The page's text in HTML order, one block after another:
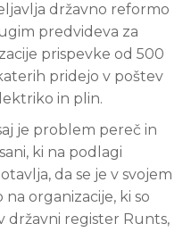
državno reformo
predvideva za
prispevke od 500
pridejo v poštev
in plin.
je problem pereč in
ki na podlagi
da se je v svojem
organizacije, ki so
državni register Runts,